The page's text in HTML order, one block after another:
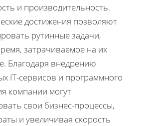
и производительность.
достижения позволяют
рутинные задачи,
затрачиваемое на их
Благодаря внедрению
IT-сервисов и программного
компании могут
свои бизнес-процессы,
и увеличивая скорость